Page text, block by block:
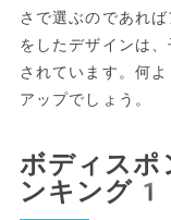
さで選ぶのであれ
をしたデザインは
されています。何
アップでしょう。
ボディスポ
ンキング